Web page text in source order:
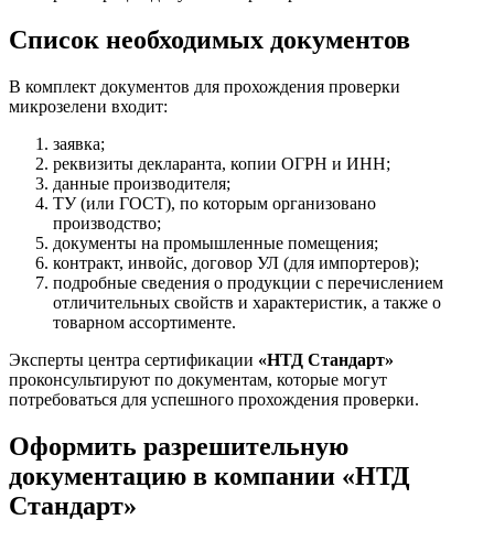
Список необходимых документов
В комплект документов для прохождения проверки
микрозелени входит:
заявка;
реквизиты декларанта, копии ОГРН и ИНН;
данные производителя;
ТУ (или ГОСТ), по которым организовано
производство;
документы на промышленные помещения;
контракт, инвойс, договор УЛ (для импортеров);
подробные сведения о продукции с перечислением
отличительных свойств и характеристик, а также о
товарном ассортименте.
Эксперты центра сертификации «НТД Стандарт»
проконсультируют по документам, которые могут
потребоваться для успешного прохождения проверки.
Оформить разрешительную
документацию в компании «НТД
Стандарт»